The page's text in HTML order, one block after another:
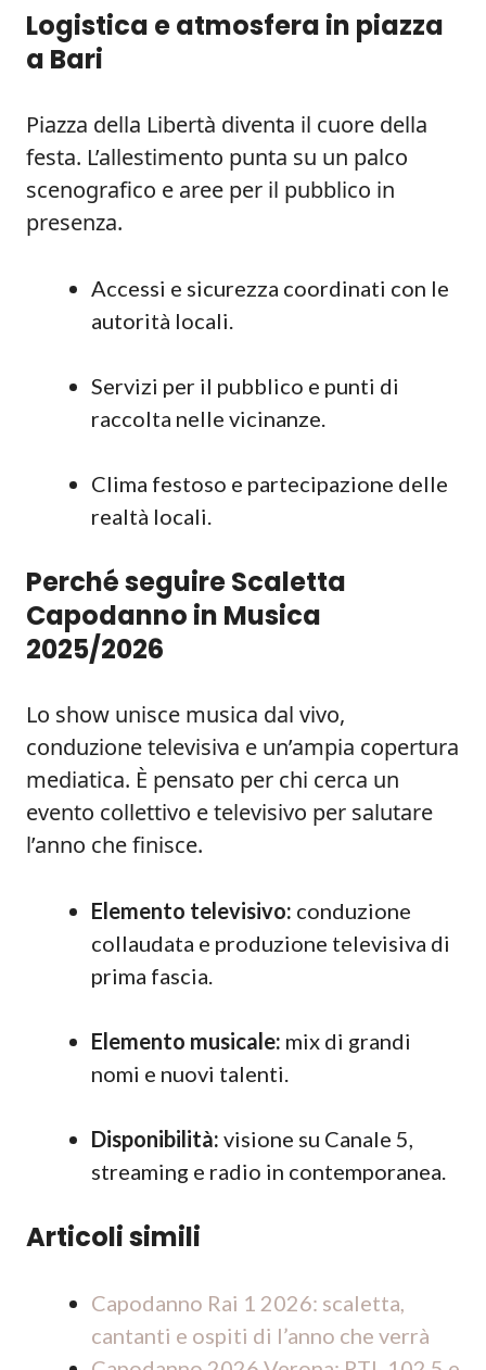
Logistica e atmosfera in piazza
a Bari
Piazza della Libertà diventa il cuore della
festa. L’allestimento punta su un palco
scenografico e aree per il pubblico in
presenza.
Accessi e sicurezza coordinati con le
autorità locali.
Servizi per il pubblico e punti di
raccolta nelle vicinanze.
Clima festoso e partecipazione delle
realtà locali.
Perché seguire Scaletta
Capodanno in Musica
2025/2026
Lo show unisce musica dal vivo,
conduzione televisiva e un’ampia copertura
mediatica. È pensato per chi cerca un
evento collettivo e televisivo per salutare
l’anno che finisce.
Elemento televisivo: conduzione
collaudata e produzione televisiva di
prima fascia.
Elemento musicale: mix di grandi
nomi e nuovi talenti.
Disponibilità: visione su Canale 5,
streaming e radio in contemporanea.
Articoli simili
Capodanno Rai 1 2026: scaletta,
cantanti e ospiti di l’anno che verrà